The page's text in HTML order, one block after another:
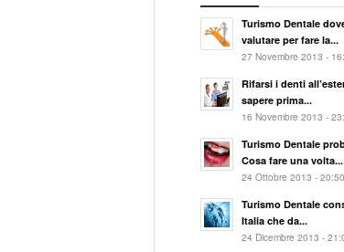
Turismo Dentale
valutare per fare la...
27 Novembre 2013 -
Rifarsi i denti
sapere prima...
16 Novembre 2013 -
Turismo Dentale
Cosa fare una volta...
24 Ottobre 2013 - 20:50
Turismo Dentale
Italia che da...
24 Dicembre 2013 -